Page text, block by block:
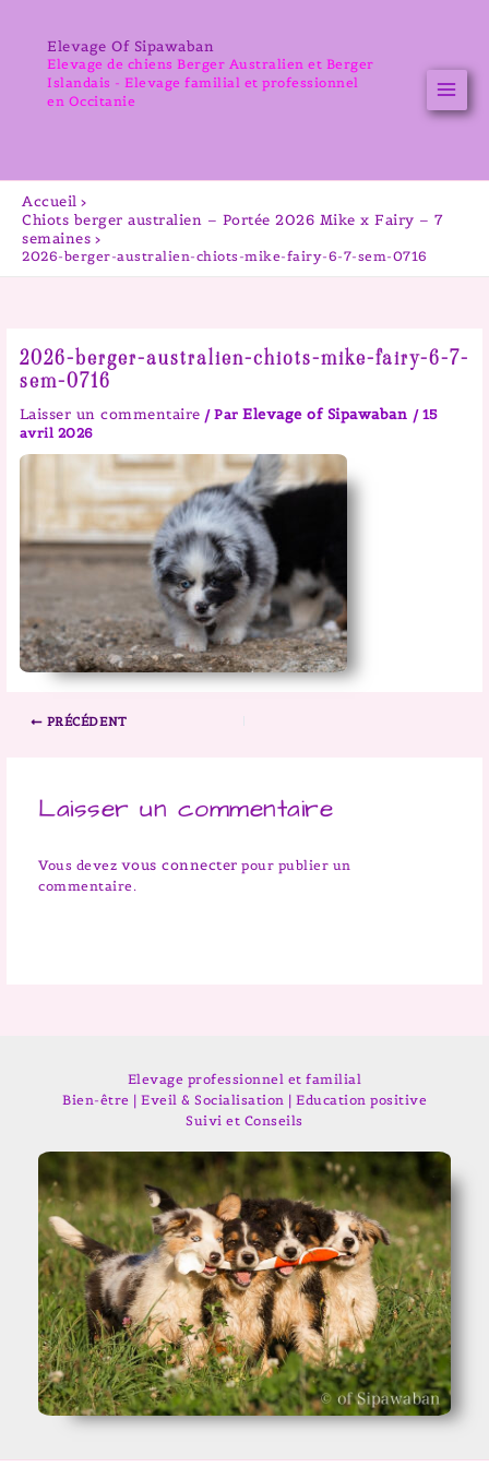
contenuElevage Of Sipawaban
Elevage de chiens Berger Australien et Berger
Islandais - Elevage familial et professionnel
en Occitanie
Accueil
Chiots berger australien – Portée 2026 Mike x Fairy – 7
semaines
2026-berger-australien-chiots-mike-fairy-6-7-sem-0716
2026-berger-australien-chiots-mike-fairy-6-7-
sem-0716
Laisser un commentaire / ParElevage of Sipawaban / 15
avril 2026
PRÉCÉDENT
Laisser un commentaire
Vous devez vous connecter pour publier un
commentaire.
Elevage professionnel et familial
Bien-être | Eveil & Socialisation | Education positive
Suivi et Conseils